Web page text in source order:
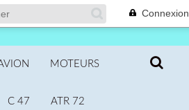
Connexion
MOTEURS
C 47 ATR 72